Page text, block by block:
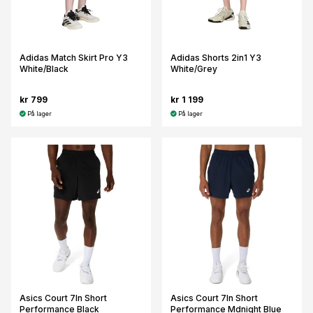
Adidas Match Skirt Pro Y3
White/Black
kr 799
På lager
Adidas Shorts 2in1 Y3
White/Grey
kr 1 199
På lager
Asics Court 7In Short
Performance Black
Asics Court 7In Short
Performance Mdnight Blue